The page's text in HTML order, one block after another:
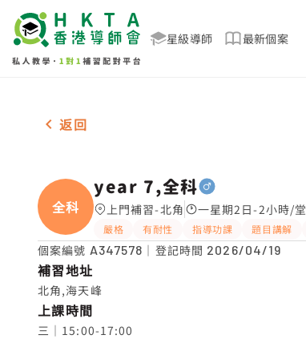
星級導師 最新個案
男-1名 year 7,全科，北角 補習推介
返回
全科
year 7,全科
上門補習-北角 一星期2日-2小時/堂
嚴格 有耐性 指導功課 題目講解
個案編號 A347578 ｜登記時間 2026/04/19
補習地址
北角,海天峰
上課時間
三｜15:00-17:00